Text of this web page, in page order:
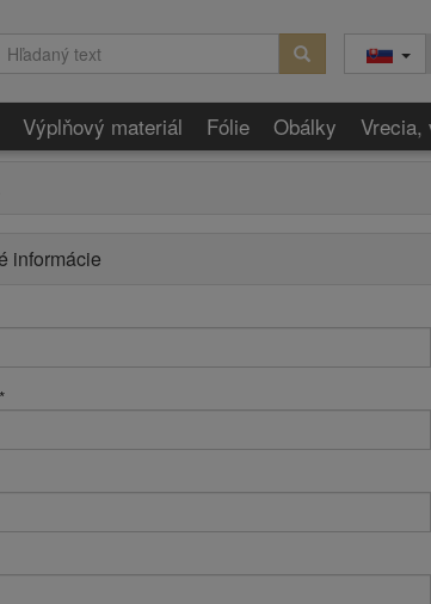
Výplňový materiál Fólie Obálky Vrecia,
informácie
*